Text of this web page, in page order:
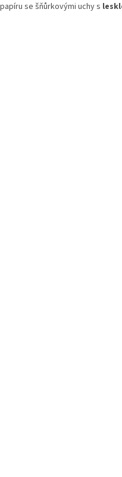
se šňůrkovými uchy s